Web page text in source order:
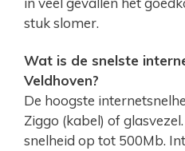
stuk slomer.
Wat is de snelste
Veldhoven?
De hoogste
Ziggo (kabel) of
snelheid op tot 500Mb.